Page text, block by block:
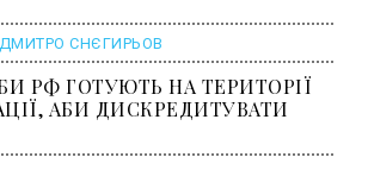
ДМИТРО СНЄГИРЬОВ
РФ ГОТУЮТЬ НА ТЕРИТОРІЇ
АБИ ДИСКРЕДИТУВАТИ